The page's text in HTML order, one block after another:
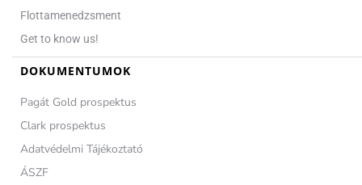
Flottamenedzsment
Get to know us!
DOKUMENTUMOK
Pagát Gold prospektus
Clark prospektus
Adatvédelmi Tájékoztató
ÁSZF